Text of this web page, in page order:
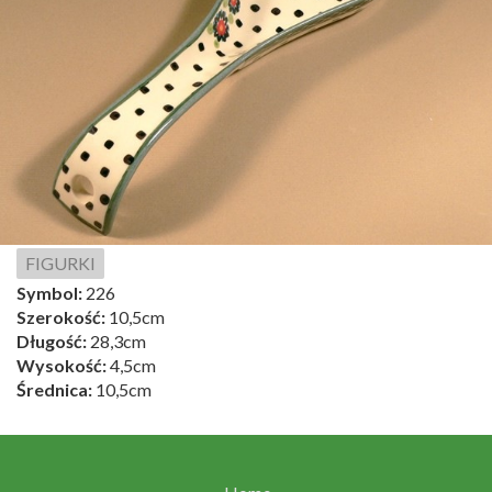
FIGURKI
Symbol: 226
Szerokość: 10,5cm
Długość: 28,3cm
Wysokość:4,5cm
Średnica: 10,5cm